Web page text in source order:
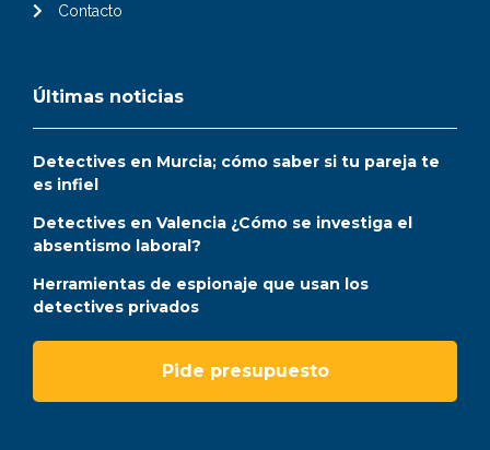
Contacto
Últimas noticias
Detectives en Murcia; cómo saber si tu pareja te
es infiel
Detectives en Valencia ¿Cómo se investiga el
absentismo laboral?
Herramientas de espionaje que usan los
detectives privados
Pide presupuesto